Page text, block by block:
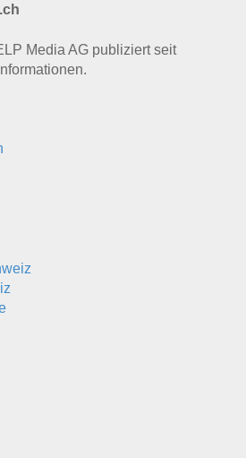
Media AG publiziert seit